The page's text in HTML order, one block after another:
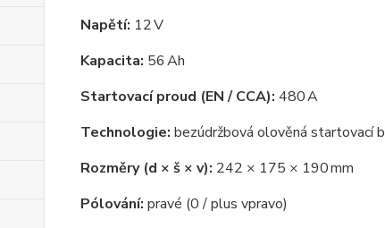
Napětí: 12 V
Kapacita: 56 Ah
Startovací proud (EN / CCA): 480 A
Technologie: bezúdržbová olověná startovací
Rozměry (d × š × v): 242 × 175 × 190 mm
Pólování: pravé (0 / plus vpravo)